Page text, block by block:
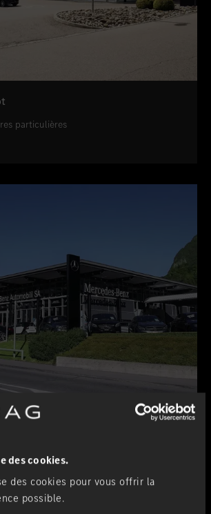
des cookies.
des cookies pour vous offrir la
possible.
particulières